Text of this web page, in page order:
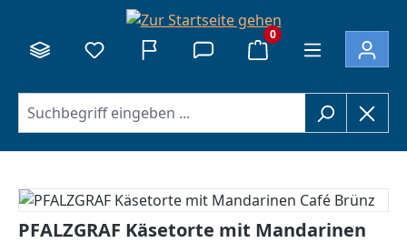
0
Bildergalerie überspringen
PFALZGRAF Käsetorte mit Mandarinen